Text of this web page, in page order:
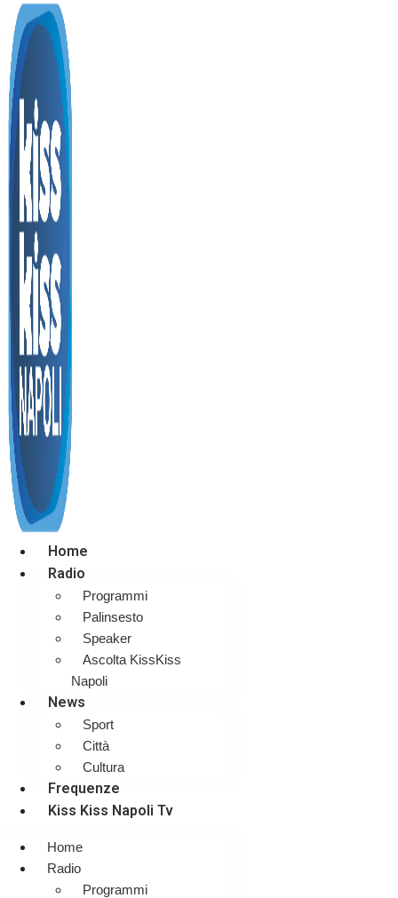
Home
Radio
Programmi
Palinsesto
Speaker
Ascolta KissKiss
Napoli
News
Sport
Città
Cultura
Frequenze
Kiss Kiss Napoli Tv
Home
Radio
Programmi